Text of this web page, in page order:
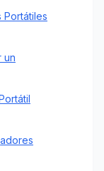
Portátiles
un